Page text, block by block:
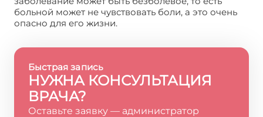
больной может не чувствовать боли, а это очень
опасно для его жизни.
Быстрая запись
НУЖНА КОНСУЛЬТАЦИЯ
ВРАЧА?
Оставьте заявку — администратор